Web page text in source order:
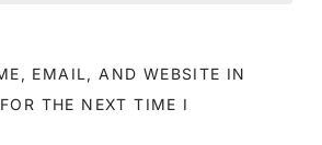
EMAIL, AND WEBSITE IN
THE NEXT TIME I